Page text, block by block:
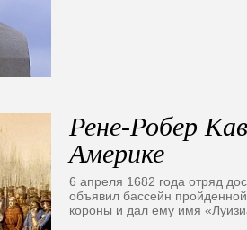
Рене-Робер
Америке
6 апреля 1682 года отряд
объявил бассейн
короны и дал ему имя